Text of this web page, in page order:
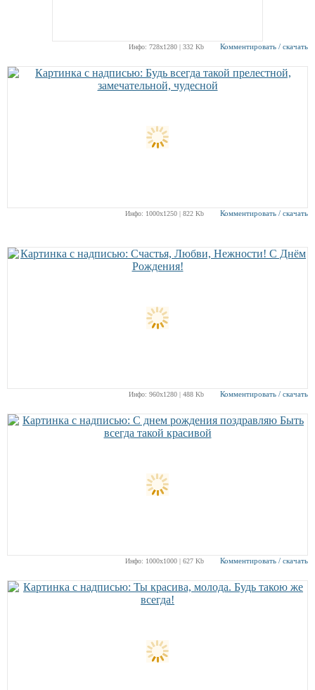
Инфо: 728х1280 | 332 Kb Комментировать / скачать
Инфо: 1000х1250 | 822 Kb Комментировать / скачать
Инфо: 960х1280 | 488 Kb Комментировать / скачать
Инфо: 1000х1000 | 627 Kb Комментировать / скачать